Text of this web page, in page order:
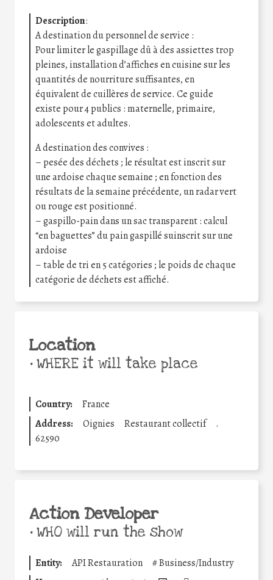
Description:
A destination du personnel de service :
Pour limiter le gaspillage dû à des assiettes trop
pleines, installation d’affiches en cuisine sur les
quantités de nourriture suffisantes, en
équivalent de cuillères de service. Ce guide
existe pour 4 publics : maternelle, primaire,
adolescents et adultes.
A destination des convives :
– pesée des déchets ; le résultat est inscrit sur
une ardoise chaque semaine ; en fonction des
résultats de la semaine précédente, un radar vert
ou rouge est positionné.
– gaspillo-pain dans un sac transparent : calcul
“en baguettes” du pain gaspillé suinscrit sur une
ardoise
– table de tri en 5 catégories ; le poids de chaque
catégorie de déchets est affiché.
Location
•WHERE it will take place
Country:
France
Address:
Oignies Restaurant collectif
.
62590
Action Developer
•WHO will run the show
Entity: API Restauration #Business/Industry